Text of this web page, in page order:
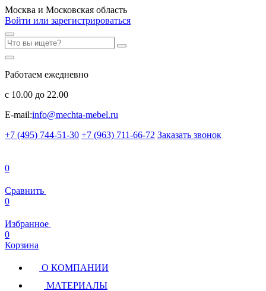
Москва и Московская область
Войти или зарегистрироваться
Работаем ежедневно
с 10.00 до 22.00
E-mail:info@mechta-mebel.ru
+7 (495) 744-51-30 +7 (963) 711-66-72 Заказать звонок
0
Сравнить
0
Избранное
0
Корзина
О КОМПАНИИ
МАТЕРИАЛЫ